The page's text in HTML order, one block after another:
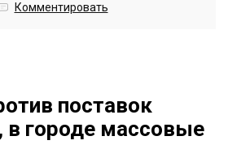
Комментировать
поставок
городе массовые